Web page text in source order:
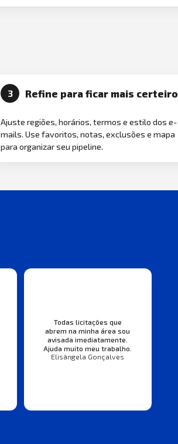
3 Refine para ficar mais certeiro
Ajuste regiões, horários, termos e estilo dos e-
mails. Use favoritos, notas, exclusões e mapa
para organizar seu pipeline.
Todas licitações que
abrem na minha área sou
avisada imediatamente.
Ajuda muito meu trabalho.
Elisângela Gonçalves